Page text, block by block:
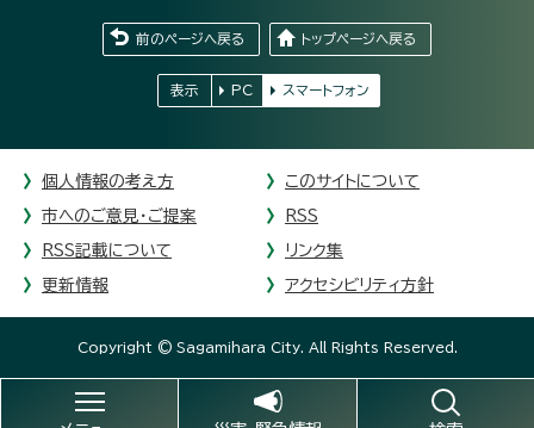
前のページへ戻る トップページへ戻る
表示 PC スマートフォン
個人情報の考え方 このサイトについて
市へのご意見・ご提案 RSS
RSS記載について リンク集
更新情報 アクセシビリティ方針
Copyright © Sagamihara City. All Rights Reserved.